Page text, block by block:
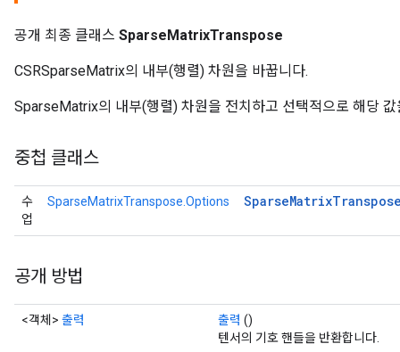
공개 최종 클래스 SparseMatrixTranspose
CSRSparseMatrix의 내부(행렬) 차원을 바꿉니다.
SparseMatrix의 내부(행렬) 차원을 전치하고 선택적으로 해당 값
중첩 클래스
수
업
SparseMatrixTranspose.Options SparseMatrix
공개 방법
<객체> 출력 출력 ()
텐서의 기호 핸들을 반환합니다.